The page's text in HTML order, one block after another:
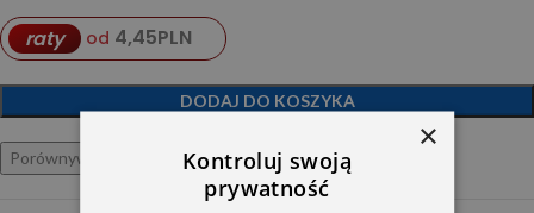
raty od 4,45PLN
DODAJ DO KOSZYKA
Porównywarka Ulubione
×
Kontroluj swoją
prywatność